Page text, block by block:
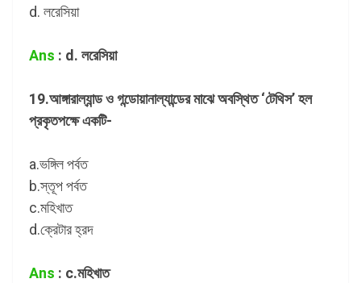
d. লরেসিয়া
Ans : d. লরেসিয়া
19.আঙ্গারাল্যান্ড ও গন্ডোয়ানাল্যান্ডের মাঝে অবস্থিত ‘টেথিস’ হল
প্রকৃতপক্ষে একটি-
a.ভঙ্গিল পর্বত
b.স্তূপ পর্বত
c.মহিখাত
d.ক্রেটার হ্রদ
Ans : c.মহিখাত